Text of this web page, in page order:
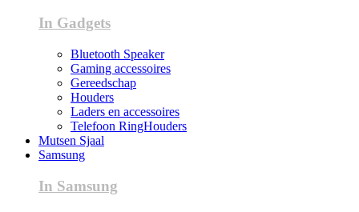
In Gadgets
Bluetooth Speaker
Gaming accessoires
Gereedschap
Houders
Laders en accessoires
Telefoon RingHouders
Mutsen Sjaal
Samsung
In Samsung